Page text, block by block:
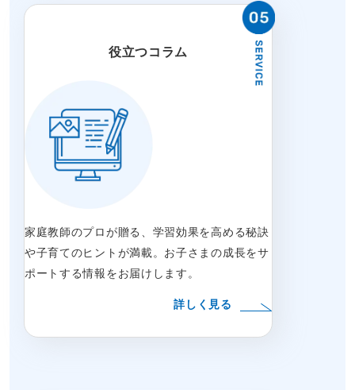
役立つコラム
家庭教師のプロが贈る、学習効果を高める秘訣
や子育てのヒントが満載。お子さまの成長をサ
ポートする情報をお届けします。
詳しく見る